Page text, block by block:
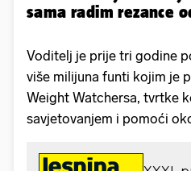
sama radim rezance
Voditelj je prije tri godine
više milijuna funti kojim je
Weight Watchersa, tvrtke
savjetovanjem i pomoći